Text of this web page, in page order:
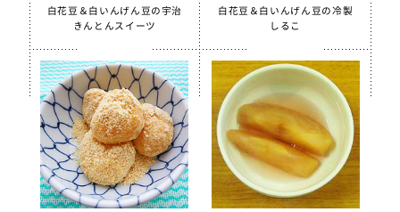
白花豆＆白いんげん豆の宇治
きんとんスイーツ
白花豆＆白いんげん豆の冷製
しるこ